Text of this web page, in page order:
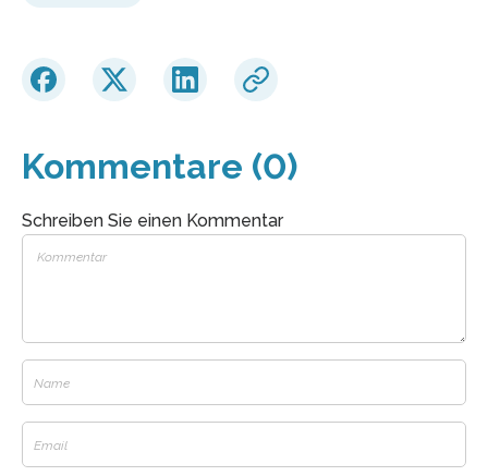
Kommentare (0)
Schreiben Sie einen Kommentar